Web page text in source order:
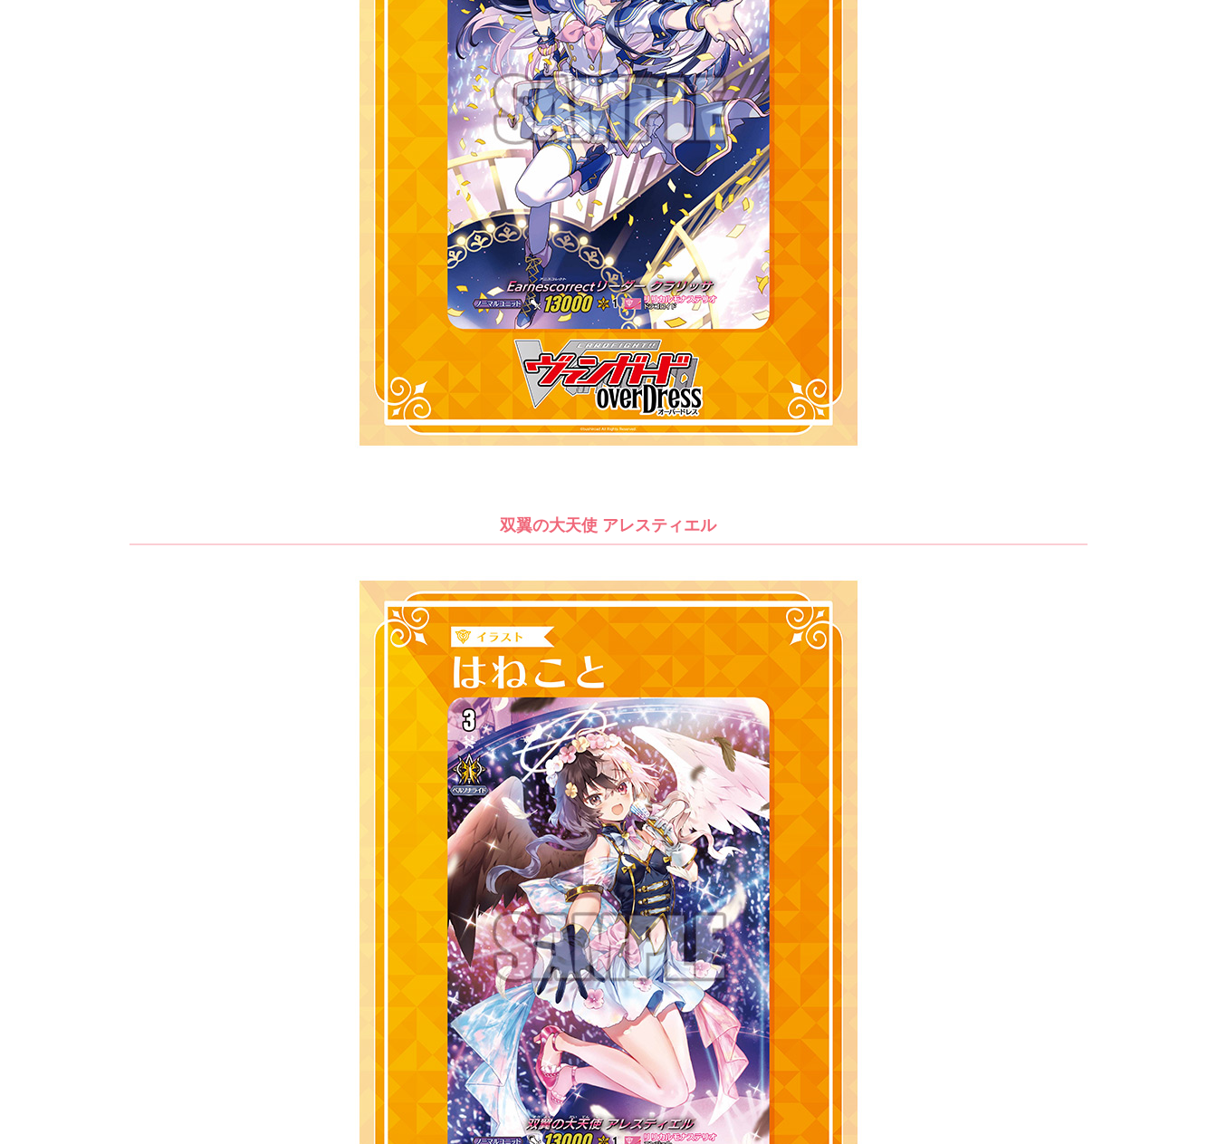
双翼の大天使 アレスティエル